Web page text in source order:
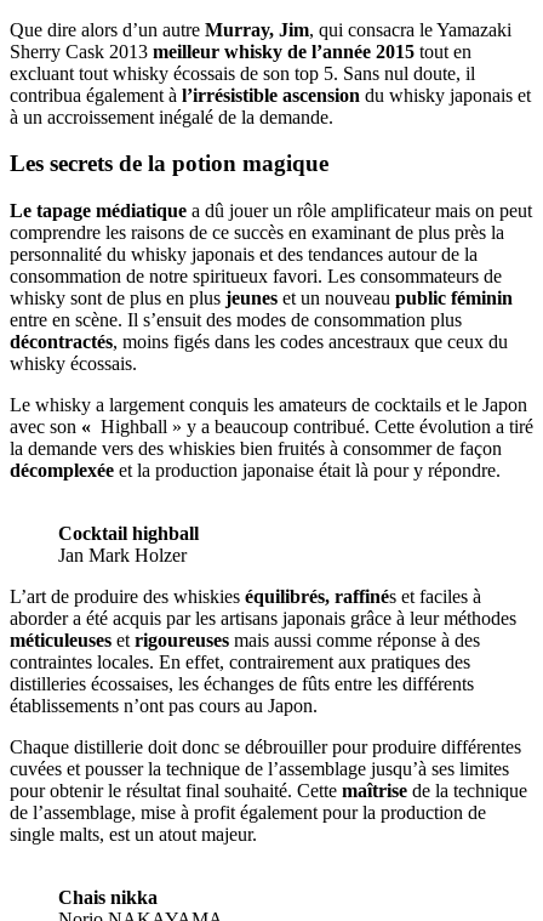
Que dire alors d’un autre Murray, Jim, qui consacra le Yamazaki
Sherry Cask 2013 meilleur whisky de l’année 2015 tout en
excluant tout whisky écossais de son top 5. Sans nul doute, il
contribua également à l’irrésistible ascension du whisky japonais et
à un accroissement inégalé de la demande.
Les secrets de la potion magique
Le tapage médiatique a dû jouer un rôle amplificateur mais on peut
comprendre les raisons de ce succès en examinant de plus près la
personnalité du whisky japonais et des tendances autour de la
consommation de notre spiritueux favori. Les consommateurs de
whisky sont de plus en plus jeunes et un nouveau public féminin
entre en scène. Il s’ensuit des modes de consommation plus
décontractés, moins figés dans les codes ancestraux que ceux du
whisky écossais.
Le whisky a largement conquis les amateurs de cocktails et le Japon
avec son « Highball » y a beaucoup contribué. Cette évolution a tiré
la demande vers des whiskies bien fruités à consommer de façon
décomplexée et la production japonaise était là pour y répondre.
Cocktail highball
Jan Mark Holzer
L’art de produire des whiskies équilibrés, raffinés et faciles à
aborder a été acquis par les artisans japonais grâce à leur méthodes
méticuleuses et rigoureuses mais aussi comme réponse à des
contraintes locales. En effet, contrairement aux pratiques des
distilleries écossaises, les échanges de fûts entre les différents
établissements n’ont pas cours au Japon.
Chaque distillerie doit donc se débrouiller pour produire différentes
cuvées et pousser la technique de l’assemblage jusqu’à ses limites
pour obtenir le résultat final souhaité. Cette maîtrise de la technique
de l’assemblage, mise à profit également pour la production de
single malts, est un atout majeur.
Chais nikka